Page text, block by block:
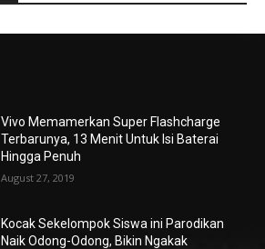
Vivo Memamerkan Super Flashcharge
Terbarunya, 13 Menit Untuk Isi Baterai
Hingga Penuh
August 27, 2019
Kocak Sekelompok Siswa ini Parodikan
Naik Odong-Odong, Bikin Ngakak